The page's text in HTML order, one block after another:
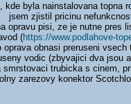
kde byla nainstalovana topna
zjistil pricinu
opravu pisi, ze je nutne pres
(https://www.podlahove-
oprava obnasi preruseni
vodic (zbyvajici dva jsou
smrstovaci trubicka s cinem,
zarezovy konektor